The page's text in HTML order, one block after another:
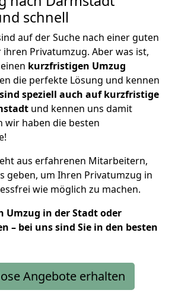
schnell
auf der Suche nach einer guten
Privatumzug. Aber was ist,
kurzfristigen Umzug
die perfekte Lösung und kennen
speziell auch auf kurzfristige
und kennen uns damit
wir haben die besten
aus erfahrenen Mitarbeitern,
geben, um Ihren Privatumzug in
wie möglich zu machen.
Umzug in der Stadt oder
– bei uns sind Sie in den besten
Angebote erhalten